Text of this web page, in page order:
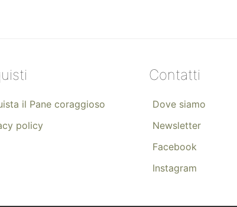
il Pane coraggioso
policy
Contatti
Dove siamo
Newsletter
Facebook
Instagram